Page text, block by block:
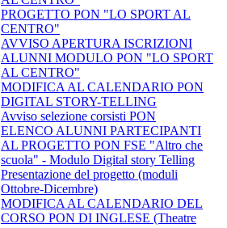
PROGETTO PON "LO SPORT AL
CENTRO"
AVVISO APERTURA ISCRIZIONI
ALUNNI MODULO PON "LO SPORT
AL CENTRO"
MODIFICA AL CALENDARIO PON
DIGITAL STORY-TELLING
Avviso selezione corsisti PON
​ELENCO ALUNNI PARTECIPANTI
AL PROGETTO PON FSE "Altro che
scuola" - Modulo Digital story Telling
Presentazione del progetto (moduli
Ottobre-Dicembre)
​MODIFICA AL CALENDARIO DEL
CORSO PON DI INGLESE (Theatre